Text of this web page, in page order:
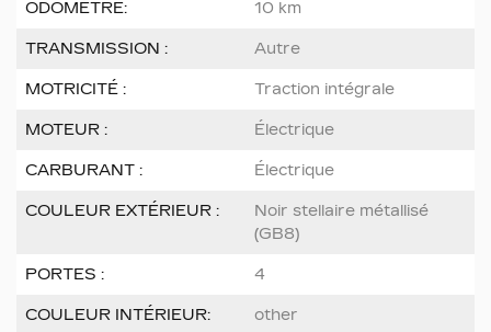
ODOMÈTRE: 10 km
TRANSMISSION : Autre
MOTRICITÉ : Traction intégrale
MOTEUR : Électrique
CARBURANT : Électrique
COULEUR EXTÉRIEUR :
Noir stellaire métallisé
(GB8)
PORTES : 4
COULEUR INTÉRIEUR: other